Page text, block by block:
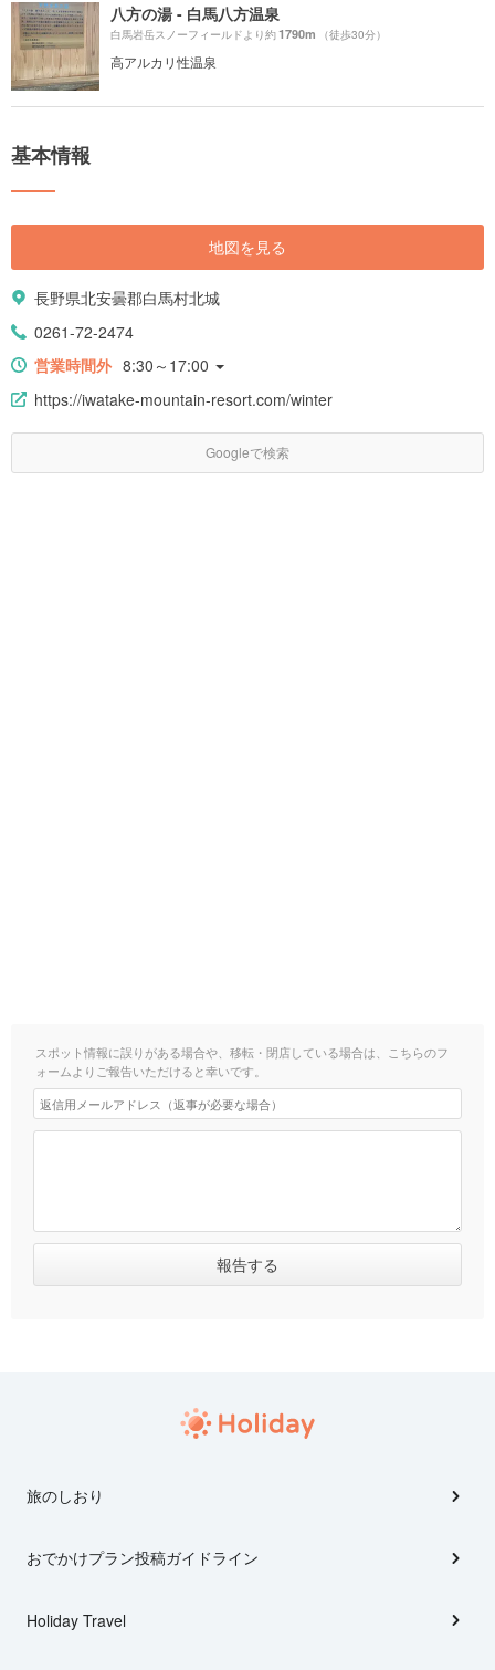
八方の湯 - 白馬八方温泉
白馬岩岳スノーフィールドより約1790m （徒歩30分）
高アルカリ性温泉
基本情報
地図を見る
長野県北安曇郡白馬村北城
0261-72-2474
営業時間外 8:30～17:00
https://iwatake-mountain-resort.com/winter
Googleで検索
スポット情報に誤りがある場合や、移転・閉店している場合は、こちらのフ
ォームよりご報告いただけると幸いです。
旅のしおり
おでかけプラン投稿ガイドライン
Holiday Travel